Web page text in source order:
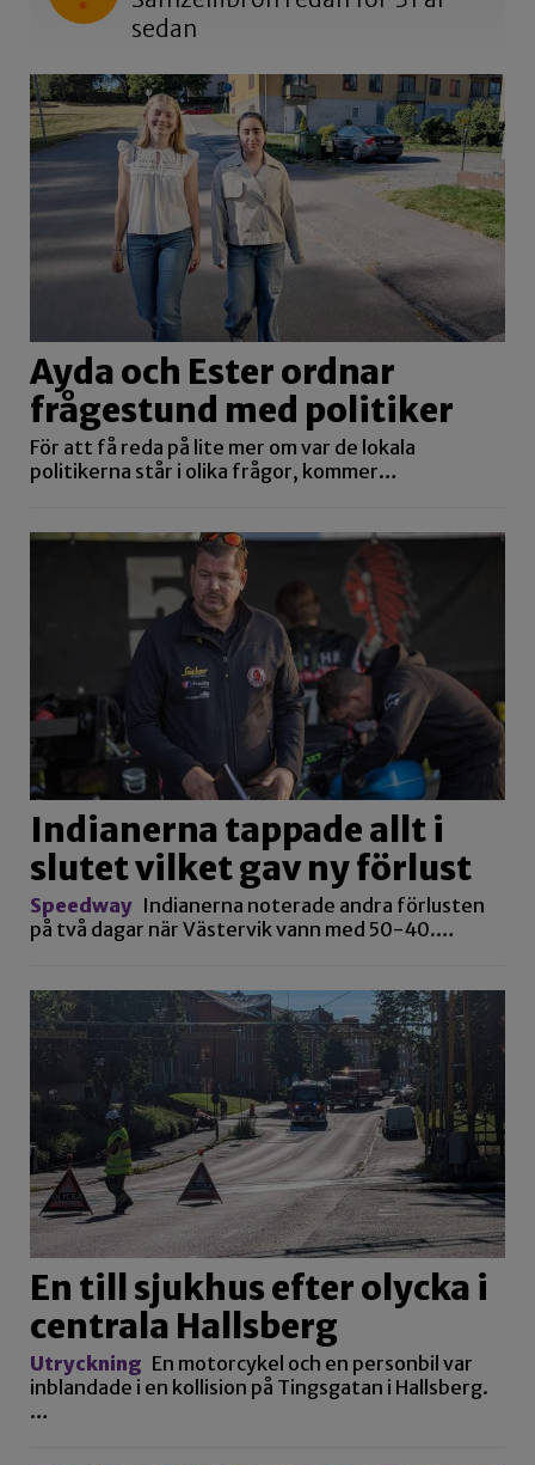
sedan
Ayda och Ester ordnar
frågestund med politiker
För att få reda på lite mer om var de lokala
politikerna står i olika frågor, kommer…
Indianerna tappade allt i
slutet vilket gav ny förlust
Speedway Indianerna noterade andra förlusten
på två dagar när Västervik vann med 50-40.…
En till sjukhus efter olycka i
centrala Hallsberg
Utryckning En motorcykel och en personbil var
inblandade i en kollision på Tingsgatan i Hallsberg.
…